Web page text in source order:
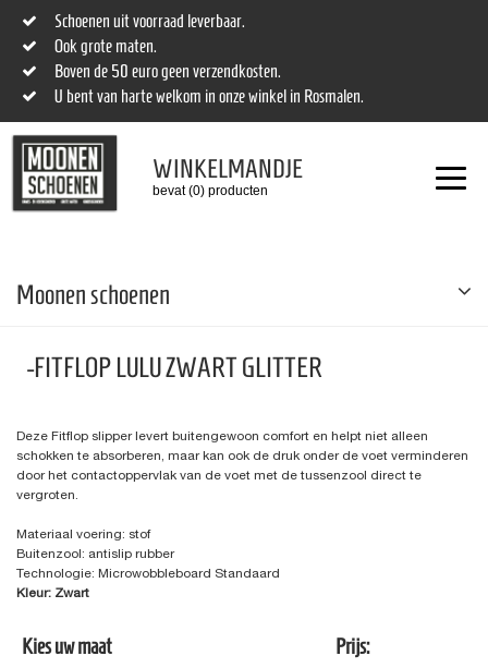
Schoenen uit voorraad leverbaar.
Ook grote maten.
Boven de 50 euro geen verzendkosten.
U bent van harte welkom in onze winkel in Rosmalen.
WINKELMANDJE
bevat (0) producten
Moonen schoenen
-FITFLOP LULU ZWART GLITTER
Deze Fitflop slipper levert buitengewoon comfort en helpt niet alleen
schokken te absorberen, maar kan ook de druk onder de voet verminderen
door het contactoppervlak van de voet met de tussenzool direct te
vergroten.
Materiaal voering: stof
Buitenzool: antislip rubber
Technologie: Microwobbleboard Standaard
Kleur: Zwart
Kies uw maat
Prijs: